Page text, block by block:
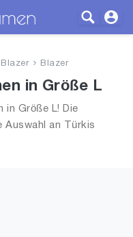
Blazer Blazer
in Größe L
in Größe L! Die
Auswahl an Türkis
2026 für Frauen!